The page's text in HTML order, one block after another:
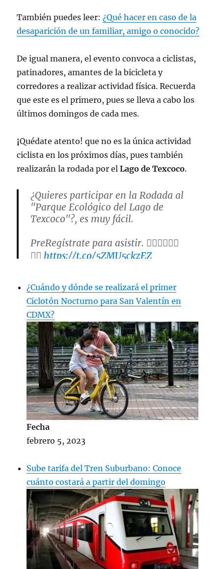
— Instituto del Deporte de la Ciudad de
2023
También puedes leer:¿Qué hacer en caso de la
desaparición de un familiar, amigo o conocido?
De igual manera, el evento convoca a ciclistas,
patinadores, amantes de la bicicleta y
corredores a realizar actividad física. Recuerda
que este es el primero, pues se lleva a cabo los
últimos domingos de cada mes.
¡Quédate atento! que no es la única actividad
ciclista en los próximos días, pues también
realizarán la rodada por elLago de Texcoco.
¿Quieres participar en la Rodada al
"Parque Ecológico del Lago de
Texcoco"?, es muy fácil.
PreRegístrate para asistir. 🚴🏽‍♀️🚴🏽‍♂️
👉🏽 https://t.co/5ZMU5ckzEZ
— Instituto del Deporte de la Ciudad de
México (@DeporteCDMX)January 27,
2023
¿Cuándo y dónde se realizará el primer
Ciclotón Nocturno para San Valentín en
CDMX?
Fecha
febrero 5, 2023
Sube tarifa del Tren Suburbano: Conoce
cuánto costará a partir del domingo